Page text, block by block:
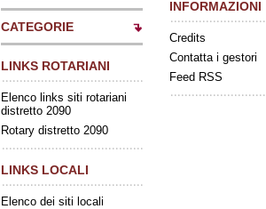
CATEGORIE
LINKS ROTARIANI
Elenco links siti rotariani
distretto 2090
Rotary distretto 2090
LINKS LOCALI
Elenco dei siti locali
INFORMAZIONI
Credits
Contatta i gestori
Feed RSS